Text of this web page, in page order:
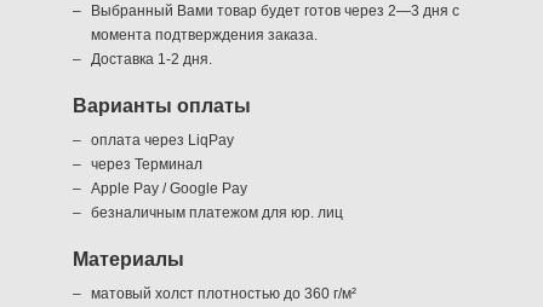
Выбранный Вами товар будет готов через 2—3 дня с
момента подтверждения заказа.
Доставка 1-2 дня.
Варианты оплаты
оплата через LiqPay
через Терминал
Apple Pay / Google Pay
безналичным платежом для юр. лиц
Материалы
матовый холст плотностью до 360 г/м²